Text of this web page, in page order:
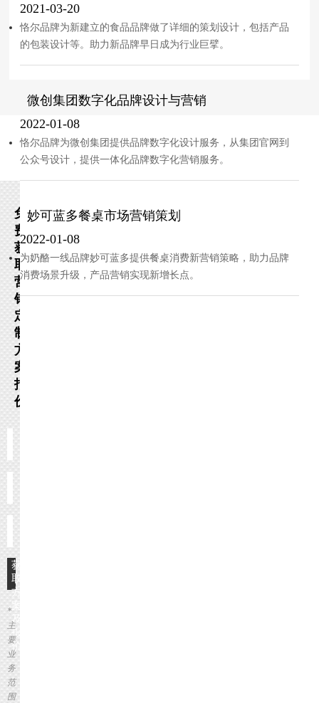
2021-03-20
恪尔品牌为新建立的食品品牌做了详细的策划设计，包括产品
的包装设计等。助力新品牌早日成为行业巨擘。
微创集团数字化品牌设计与营销
2022-01-08
恪尔品牌为微创集团提供品牌数字化设计服务，从集团官网到
公众号设计，提供一体化品牌数字化营销服务。
妙可蓝多餐桌市场营销策划
2022-01-08
为奶酪一线品牌妙可蓝多提供餐桌消费新营销策略，助力品牌
消费场景升级，产品营销实现新增长点。
免
费
获
取
营
销
定
制
方
案
报
价
获
取
方
案
及
报
价
*
主
要
业
务
范
围